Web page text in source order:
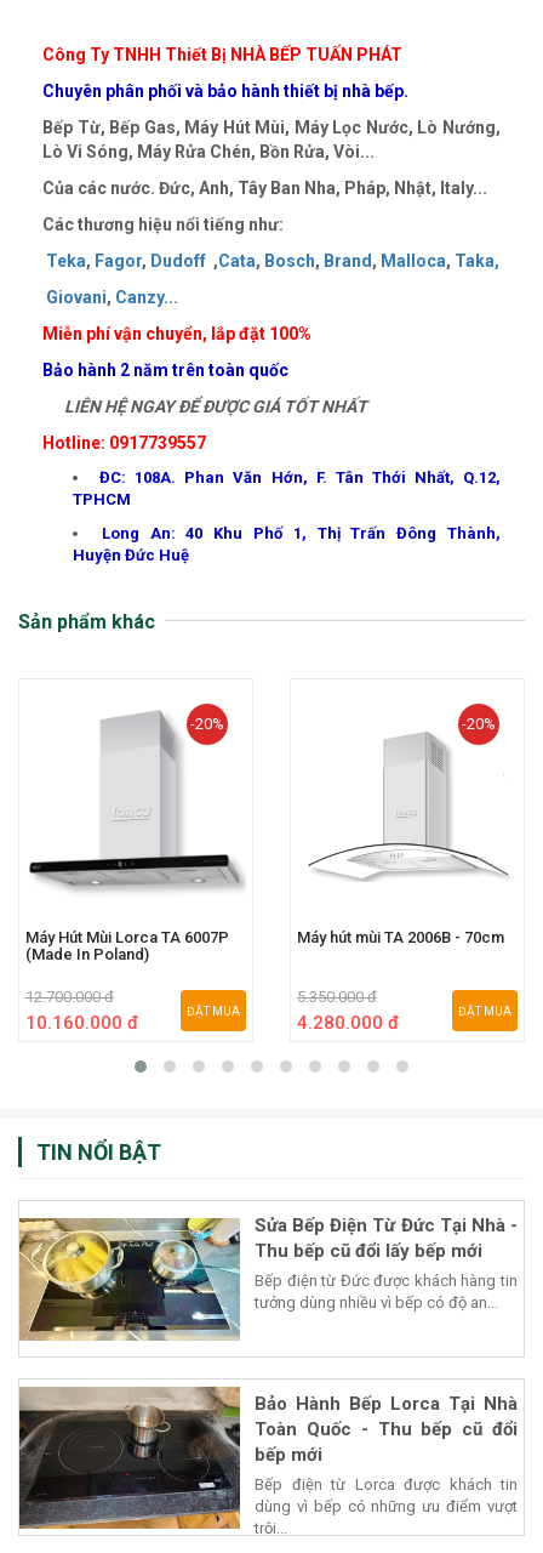
Công Ty TNHH Thiết Bị NHÀ BẾP TUẤN PHÁT
Chuyên phân phối và bảo hành thiết bị nhà bếp.
Bếp Từ, Bếp Gas, Máy Hút Mùi, Máy Lọc Nước, Lò Nướng,
Lò Vi Sóng, Máy Rửa Chén, Bồn Rửa, Vòi...
Của các nước. Đức, Anh, Tây Ban Nha, Pháp, Nhật, Italy...
Các thương hiệu nổi tiếng như:
Teka, Fagor, Dudoff ,Cata, Bosch, Brand, Malloca, Taka,
Giovani, Canzy...
Miễn phí vận chuyển, lắp đặt 100%
Bảo hành 2 năm trên toàn quốc
LIÊN HỆ NGAY ĐỂ ĐƯỢC GIÁ TỐT NHẤT
Hotline: 0917739557
ĐC: 108A. Phan Văn Hớn, F. Tân Thới Nhất, Q.12,
TPHCM
Long An: 40 Khu Phố 1, Thị Trấn Đông Thành,
Huyện Đức Huệ
Sản phẩm khác
-20%
Máy Hút Mùi Lorca TA 6007P
(Made In Poland)
12.700.000 đ
10.160.000 đ
ĐẶT MUA
-20%
Máy hút mùi TA 2006B - 70cm
5.350.000 đ
4.280.000 đ
ĐẶT MUA
TIN NỔI BẬT
Sửa Bếp Điện Từ Đức Tại Nhà -
Thu bếp cũ đổi lấy bếp mới
Bếp điện từ Đức được khách hàng tin
tưởng dùng nhiều vì bếp có độ an...
Bảo Hành Bếp Lorca Tại Nhà
Toàn Quốc - Thu bếp cũ đổi
bếp mới
Bếp điện từ Lorca được khách tin
dùng vì bếp có những ưu điểm vượt
trội...